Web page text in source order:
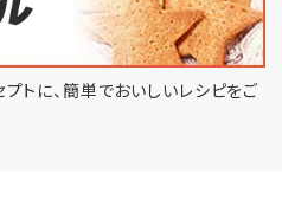
トに、 簡単でおいしいレシピをご